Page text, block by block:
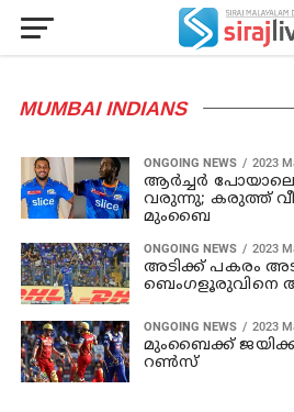
MUMBAI INDIANS
ONGOING NEWS 2023
ആർച്ചർ
വരുന്നു; കരുത്ത്
മുംബൈ
ONGOING NEWS 2023
അടിക്ക് പകരം
ബെംഗളൂരുവിനെ
ONGOING NEWS 2023
മുംബൈക്ക്
റൺസ്